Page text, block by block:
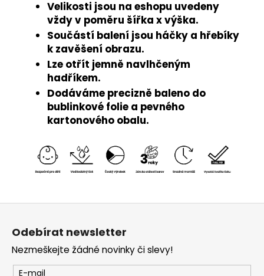
Velikosti jsou na eshopu uvedeny
vždy v poměru šířka x výška.
Součástí balení jsou háčky a hřebíky
k zavěšení obrazu.
Lze otřít jemně navlhčeným
hadříkem.
Dodáváme precizně baleno do
bublinkové folie a pevného
kartonového obalu.
Z
Odebírat newsletter
Nezmeškejte žádné novinky či slevy!
E-mail